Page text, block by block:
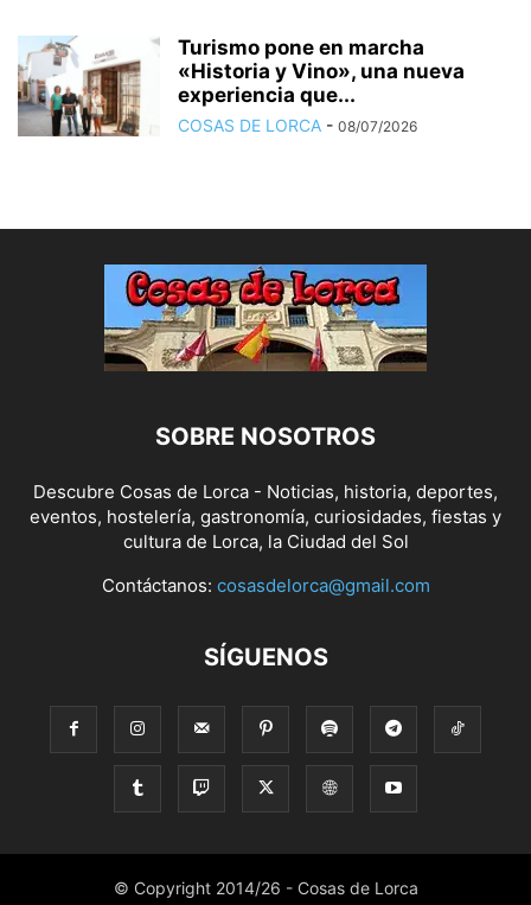
Turismo pone en marcha
«Historia y Vino», una nueva
experiencia que...
COSAS DE LORCA - 08/07/2026
SOBRE NOSOTROS
Descubre Cosas de Lorca - Noticias, historia, deportes,
eventos, hostelería, gastronomía, curiosidades, fiestas y
cultura de Lorca, la Ciudad del Sol
Contáctanos: cosasdelorca@gmail.com
SÍGUENOS
© Copyright 2014/26 - Cosas de Lorca